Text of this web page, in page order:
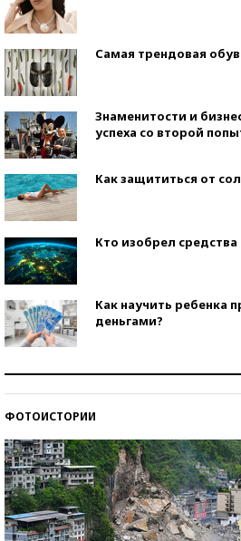
Самая трендовая
Знаменитости и
успеха со второй
Как защититься от
Кто изобрел средства
Как научить ребенка
деньгами?
ФОТОИСТОРИИ